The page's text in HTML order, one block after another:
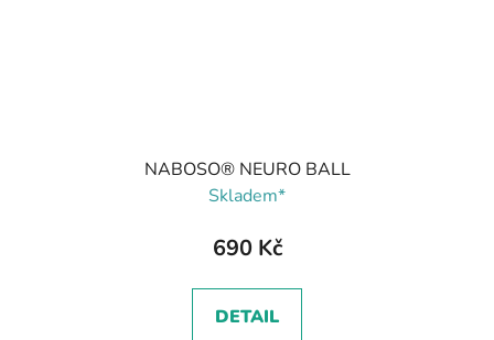
NABOSO® NEURO BALL
Skladem*
690 Kč
DETAIL